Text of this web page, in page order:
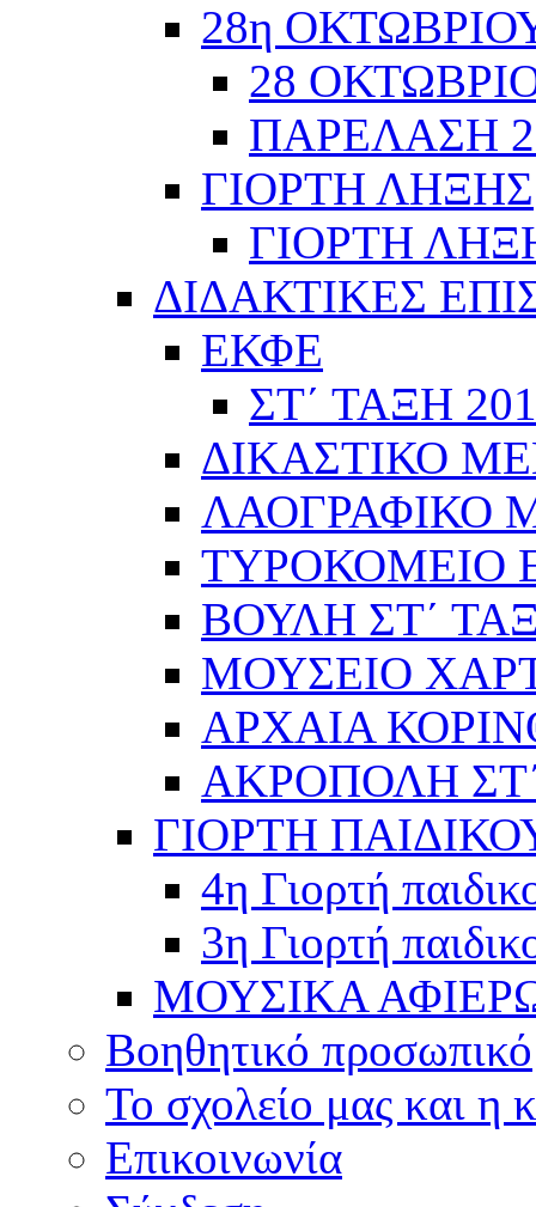
28η
28
ΠΑΡΕΛΑΣΗ
ΓΙΟΡΤΗ ΛΗΞΗΣ
ΓΙΟΡΤΗ
ΔΙΔΑΚΤΙΚΕΣ
ΕΚΦΕ
ΣΤ΄ ΤΑΞΗ
ΔΙΚΑΣΤΙΚΟ
ΛΑΟΓΡΑΦΙΚΟ
ΤΥΡΟΚΟΜΕΙΟ
ΒΟΥΛΗ ΣΤ΄
ΜΟΥΣΕΙΟ
ΑΡΧΑΙΑ
ΑΚΡΟΠΟΛΗ
ΓΙΟΡΤΗ
4η Γιορτή
3η Γιορτή
ΜΟΥΣΙΚΑ
Βοηθητικό προσωπικό
Το σχολείο μας και η
Επικοινωνία